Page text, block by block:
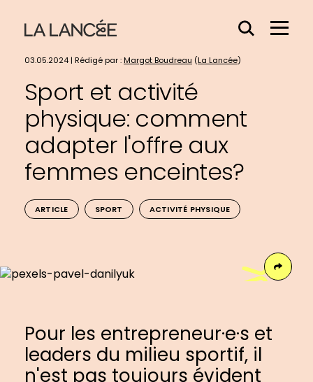
Effacer
contenu
Menu
03.05.2024 | Rédigé par :Margot Boudreau (La Lancée)
Sport et activité
physique: comment
adapter l'offre aux
femmes enceintes?
ARTICLE SPORT ACTIVITÉ PHYSIQUE
Pour les entrepreneur·e·s et
leaders du milieu sportif, il
n'est pas toujours évident